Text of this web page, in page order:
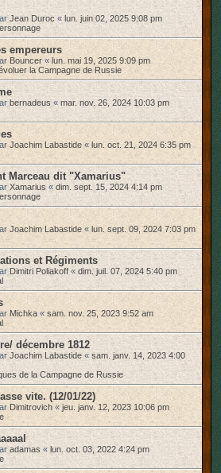
Jean Duroc « lun. juin 02, 2025 9:08 pm
empereurs
Bouncer« lun. mai 19, 2025 9:09 pm
la Campagne de Russie
bernadeus« mar. nov. 26, 2024 10:03 pm
Joachim Labastide « lun. oct. 21, 2024 6:35 pm
Marceau dit "Xamarius"
Xamarius « dim. sept. 15, 2024 4:14 pm
Joachim Labastide « lun. sept. 09, 2024 7:03 pm
et Régiments
Dimitri Poliakoff « dim. juil. 07, 2024 5:40 pm
Michka « sam. nov. 25, 2023 9:52 am
décembre 1812
Joachim Labastide « sam. janv. 14, 2023 4:00
de la Campagne de Russie
vite. (12/01/22)
Dimitrovich « jeu. janv. 12, 2023 10:06 pm
adamas « lun. oct. 03, 2022 4:24 pm